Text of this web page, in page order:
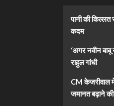
पानी की
कदम
‘अगर नवीन
राहुल गांधी
CM केजरीवाल
जमानत बढ़ाने की